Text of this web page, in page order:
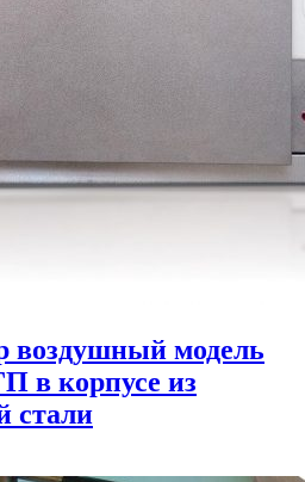
воздушный модель
в корпусе из
стали